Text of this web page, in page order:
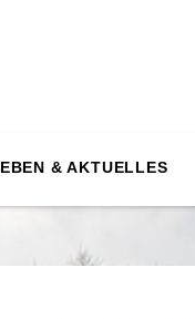
& AKTUELLES